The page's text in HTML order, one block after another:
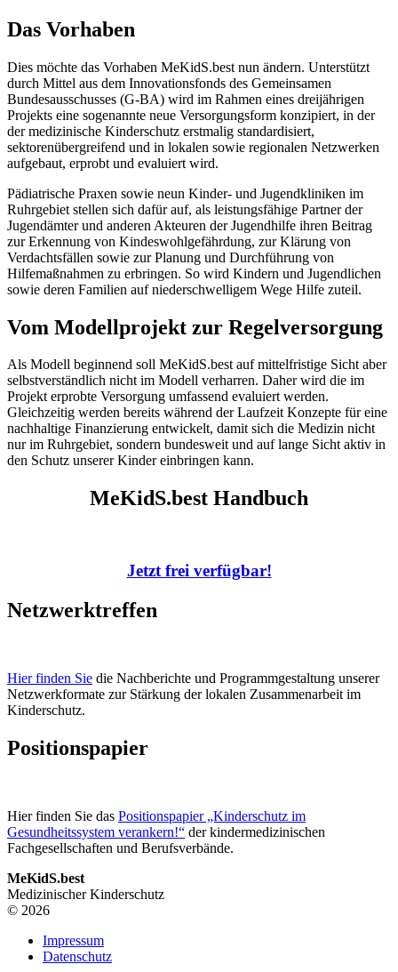
Das Vorhaben
Dies möchte das Vorhaben MeKidS.best nun ändern. Unterstützt
durch Mittel aus dem Innovationsfonds des Gemeinsamen
Bundesausschusses (G-BA) wird im Rahmen eines dreijährigen
Projekts eine sogenannte neue Versorgungsform konzipiert, in der
der medizinische Kinderschutz erstmalig standardisiert,
sektorenübergreifend und in lokalen sowie regionalen Netzwerken
aufgebaut, erprobt und evaluiert wird.
Pädiatrische Praxen sowie neun Kinder- und Jugendkliniken im
Ruhrgebiet stellen sich dafür auf, als leistungsfähige Partner der
Jugendämter und anderen Akteuren der Jugendhilfe ihren Beitrag
zur Erkennung von Kindeswohlgefährdung, zur Klärung von
Verdachtsfällen sowie zur Planung und Durchführung von
Hilfemaßnahmen zu erbringen. So wird Kindern und Jugendlichen
sowie deren Familien auf niederschwelligem Wege Hilfe zuteil.
Vom Modellprojekt zur Regelversorgung
Als Modell beginnend soll MeKidS.best auf mittelfristige Sicht aber
selbstverständlich nicht im Modell verharren. Daher wird die im
Projekt erprobte Versorgung umfassend evaluiert werden.
Gleichzeitig werden bereits während der Laufzeit Konzepte für eine
nachhaltige Finanzierung entwickelt, damit sich die Medizin nicht
nur im Ruhrgebiet, sondern bundesweit und auf lange Sicht aktiv in
den Schutz unserer Kinder einbringen kann.
MeKidS.best Handbuch
Jetzt frei verfügbar!
Netzwerktreffen
Hier finden Sie die Nachberichte und Programmgestaltung unserer
Netzwerkformate zur Stärkung der lokalen Zusammenarbeit im
Kinderschutz.
Positionspapier
Hier finden Sie das Positionspapier „Kinderschutz im
Gesundheitssystem verankern!“ der kindermedizinischen
Fachgesellschaften und Berufsverbände.
MeKidS.best
Medizinischer Kinderschutz
© 2026
Impressum
Datenschutz